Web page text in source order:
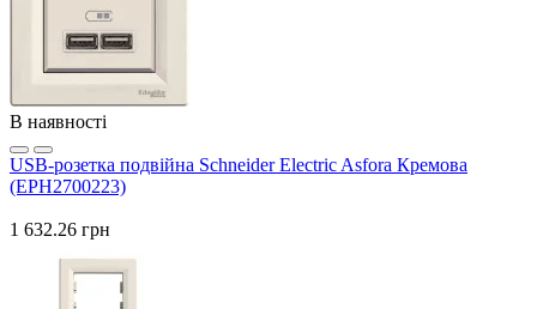
В наявності
USB-розетка подвійна Schneider Electric Asfora Кремова
(EPH2700223)
1 632.26 грн